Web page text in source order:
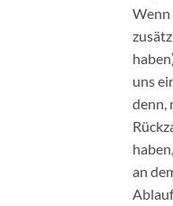
Wenn
uns
denn,
an